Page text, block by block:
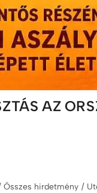
AZ
Összes hirdetmény /